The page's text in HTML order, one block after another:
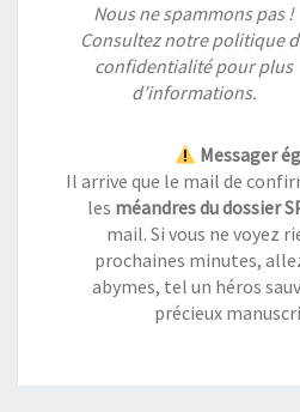
Nous ne spammons pas !
Consultez notrepolitique
confidentialitépour plus
d’informations.
Messager
Il arrive que le mail de
les méandres du dossier
mail. Si vous ne voyez
prochaines minutes,
abymes, tel un héros
précieux